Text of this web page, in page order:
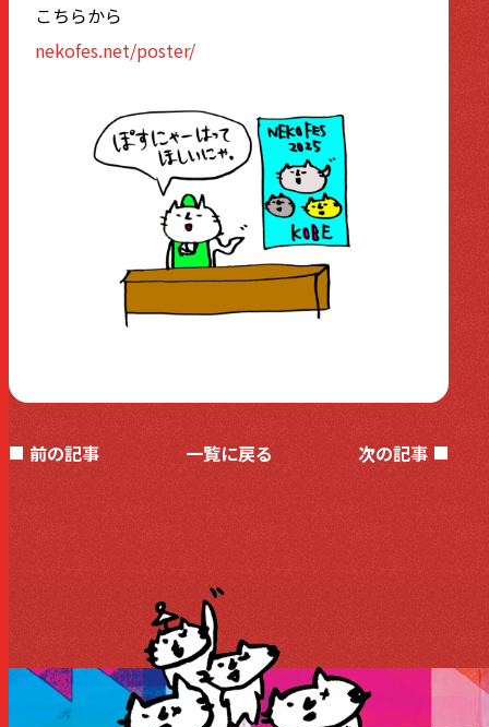
こちらから
nekofes.net/poster/
前の記事 一覧に戻る 次の記事